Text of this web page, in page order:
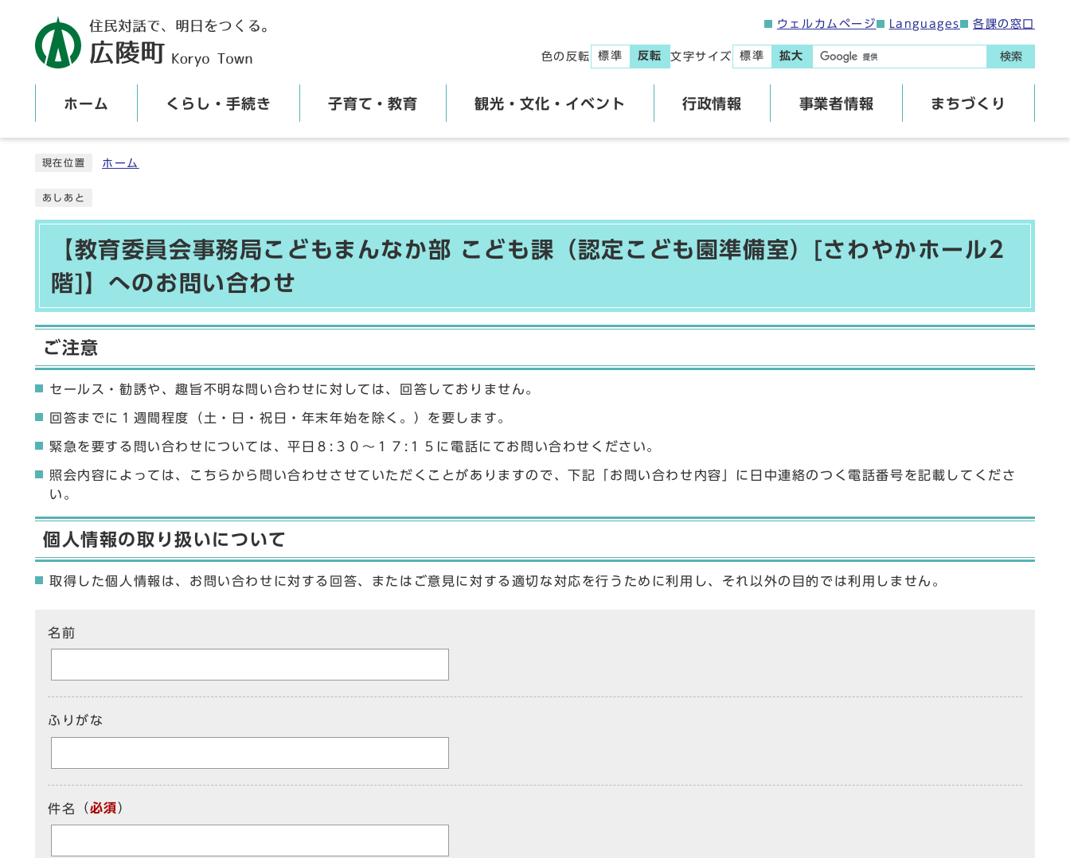
ウェルカムページ Languages 各課の窓口
色の反転 標準 反転 文字サイズ 標準 拡大 検索
ホーム くらし・手続き 子育て・教育 観光・文化・イベント 行政情報 事業者情報 まちづくり
現在位置 ホーム
あしあと
【教育委員会事務局こどもまんなか部 こども課（認定こども園準備室）[さわやかホール2
階]】へのお問い合わせ
ご注意
セールス・勧誘や、趣旨不明な問い合わせに対しては、回答しておりません。
回答までに１週間程度（土・日・祝日・年末年始を除く。）を要します。
緊急を要する問い合わせについては、平日８:３０〜１７:１５に電話にてお問い合わせください。
照会内容によっては、こちらから問い合わせさせていただくことがありますので、下記「お問い合わせ内容」に日中連絡のつく電話番号を記載してくださ
い。
個人情報の取り扱いについて
取得した個人情報は、お問い合わせに対する回答、またはご意見に対する適切な対応を行うために利用し、それ以外の目的では利用しません。
名前
ふりがな
件名 （必須）